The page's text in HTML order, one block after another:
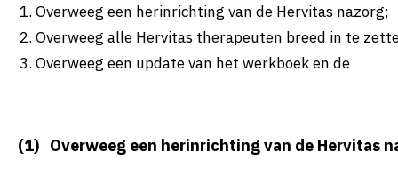
Overweeg een herinrichting van de Hervitas nazorg;
Overweeg alle Hervitas therapeuten breed in te
Overweeg een update van het werkboek en de
(1) Overweeg een herinrichting van de Hervitas